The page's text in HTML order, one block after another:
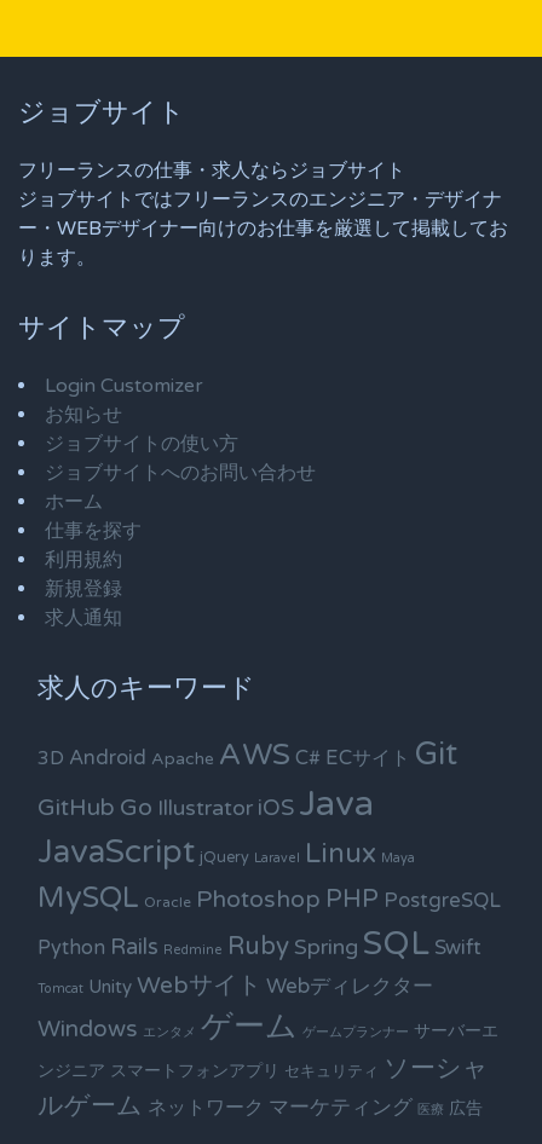
ジョブサイト
フリーランスの仕事・求人ならジョブサイト
ジョブサイトではフリーランスのエンジニア・デザイナ
ー・WEBデザイナー向けのお仕事を厳選して掲載してお
ります。
サイトマップ
Login Customizer
お知らせ
ジョブサイトの使い方
ジョブサイトへのお問い合わせ
ホーム
仕事を探す
利用規約
新規登録
求人通知
求人のキーワード
3D Android Apache AWS C# ECサイト Git
GitHub Go Illustrator iOS Java
JavaScript jQuery Laravel Linux Maya
MySQL Oracle Photoshop PHP PostgreSQL
Python Rails Redmine Ruby Spring SQL Swift
Tomcat Unity Webサイト Webディレクター
Windows エンタメ ゲーム ゲームプランナー サーバーエ
ンジニア スマートフォンアプリ セキュリティ
ソーシャ
ルゲーム ネットワーク マーケティング 医療 広告